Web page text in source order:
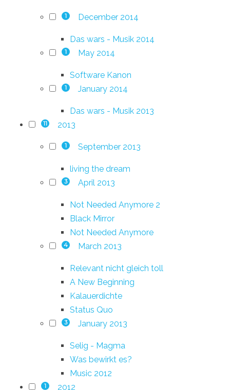
1 December 2014
Das wars - Musik 2014
1 May 2014
Software Kanon
1 January 2014
Das wars - Musik 2013
11 2013
1 September 2013
living the dream
3 April 2013
Not Needed Anymore 2
Black Mirror
Not Needed Anymore
4 March 2013
Relevant nicht gleich toll
A New Beginning
Kalauerdichte
Status Quo
3 January 2013
Selig - Magma
Was bewirkt es?
Music 2012
1 2012